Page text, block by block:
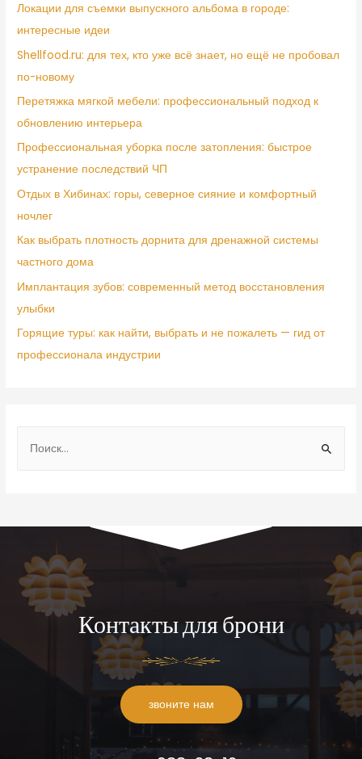
Локации для съемки выпускного альбома в городе:
интересные идеи
Shellfood.ru: для тех, кто уже всё знает, но ещё не пробовал
по-новому
Перетяжка мягкой мебели: профессиональный подход к
обновлению интерьера
Профессиональная уборка после затопления: быстрое
устранение последствий ЧП
Отдых в Хибинах: горы, северное сияние и комфортный
ночлег
Как выбрать плотность дорнита для дренажной системы
частного дома
Имплантация зубов: современный метод восстановления
улыбки
Горящие туры: как найти, выбрать и не пожалеть — гид от
профессионала индустрии
Контакты для брони
звоните нам